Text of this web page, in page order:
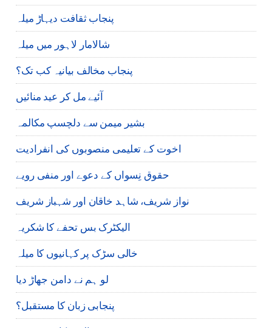
پنجاب ثقافت دیہاڑ میلہ
شالامار لاہور میں میلہ
پنجاب مخالف بیانیہ کب تک؟
آئیے مل کر عید منائیں
بشیر میمن سے دلچسپ مکالمہ
اخوت کے تعلیمی منصوبوں کی انفرادیت
حقوق نِسواں کے دعوے اور منفی رویے
نواز شریف، شاہد خاقان اور شہباز شریف
الیکٹرک بس تحفے کا شکریہ
خالی سڑک پر کہانیوں کا میلہ
لو ہم نے دامن جھاڑ دیا
پنجابی زبان کا مستقبل؟